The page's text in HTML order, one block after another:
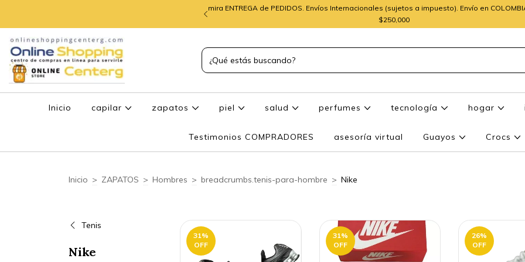
mira ENTREGA de PEDIDOS. Envíos Internacionales (sujetos a impuesto). Envío en
$250,000
Inicio capilar zapatos piel salud perfumes tecnología hogar
Testimonios COMPRADORES asesoría virtual Guayos Crocs
Inicio > ZAPATOS > Hombres > breadcrumbs.tenis-para-hombre > Nike
Tenis
Nike
31%
OFF
31%
OFF
26%
OFF